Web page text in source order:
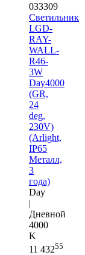
033309
Светильник
LGD-
RAY-
WALL-
R46-
3W
Day4000
(GR,
24
deg,
230V)
(Arlight,
IP65
Металл,
3
года)
Day
|
Дневной
4000
K
11 43255